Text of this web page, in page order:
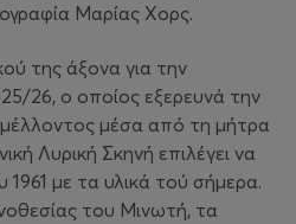
Μαρίας Χορς.
της άξονα για την
26, ο οποίος εξερευνά την
μέσα από τη μήτρα
Λυρική Σκηνή επιλέγει να
με τα υλικά τού σήμερα.
του Μινωτή, τα